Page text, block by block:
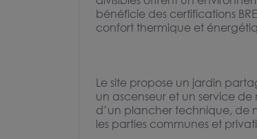
bénéficie des certifications
confort thermique et
Le site propose un jardin
un ascenseur et un service
d’un plancher technique, de
les parties communes et